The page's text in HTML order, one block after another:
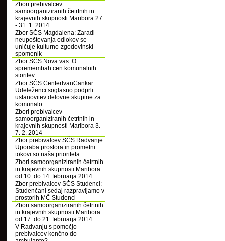
Zbori prebivalcev
samoorganiziranih četrtnih in
krajevnih skupnosti Maribora 27.
- 31. 1. 2014
Zbor SČS Magdalena: Zaradi
neupoštevanja odlokov se
uničuje kulturno-zgodovinski
spomenik
Zbor SČS Nova vas: O
spremembah cen komunalnih
storitev
Zbor SČS CenterIvanCankar:
Udeleženci soglasno podprli
ustanovitev delovne skupine za
komunalo
Zbori prebivalcev
samoorganiziranih četrtnih in
krajevnih skupnosti Maribora 3. -
7. 2. 2014
Zbor prebivalcev SČS Radvanje:
Uporaba prostora in prometni
tokovi so naša prioriteta
Zbori samoorganiziranih četrtnih
in krajevnih skupnosti Maribora
od 10. do 14. februarja 2014
Zbor prebivalcev SČS Studenci:
Studenčani sedaj razpravljamo v
prostorih MČ Studenci
Zbori samoorganiziranih četrtnih
in krajevnih skupnosti Maribora
od 17. do 21. februarja 2014
V Radvanju s pomočjo
prebivalcev končno do